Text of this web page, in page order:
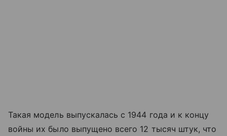
Такая модель выпускалась с 1944 года и к концу
войны их было выпущено всего 12 тысяч штук, что